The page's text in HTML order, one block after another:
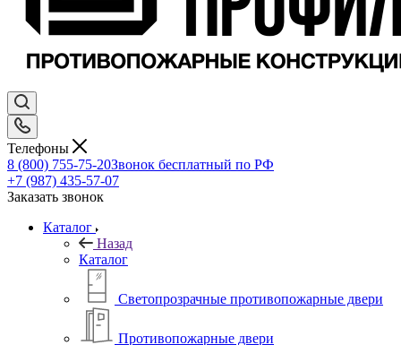
Телефоны
8 (800) 755-75-20Звонок бесплатный по РФ
+7 (987) 435-57-07
Заказать звонок
Каталог
Назад
Каталог
Светопрозрачные противопожарные двери
Противопожарные двери